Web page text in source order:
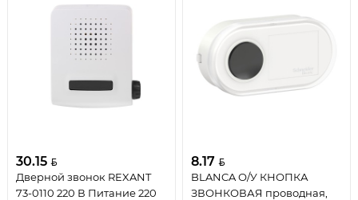
30.15
Дверной звонок REXANT
73-0110 220 В Питание 220
8.17
BLANCA О/У КНОПКА
ЗВОНКОВАЯ проводная,